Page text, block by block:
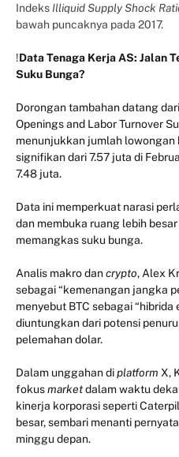
Indeks Illiquid Supply Shock
bawah puncaknya pada 2017.
!Data Tenaga Kerja AS: Jalan
Suku Bunga?
Dorongan tambahan datang
Openings and Labor Turnover
menunjukkan jumlah lowongan
signifikan dari 7.57 juta di
7.48 juta.
Data ini memperkuat narasi
dan membuka ruang lebih
memangkas suku bunga.
Analis makro dancrypto, Alex
sebagai “kemenangan jangka
menyebut BTC sebagai “hibrida
diuntungkan dari potensi
pelemahan dolar.
Dalam unggahan diplatform X,
fokusmarketdalam waktu
kinerja korporasi seperti
besar, sembari menanti
minggu depan.